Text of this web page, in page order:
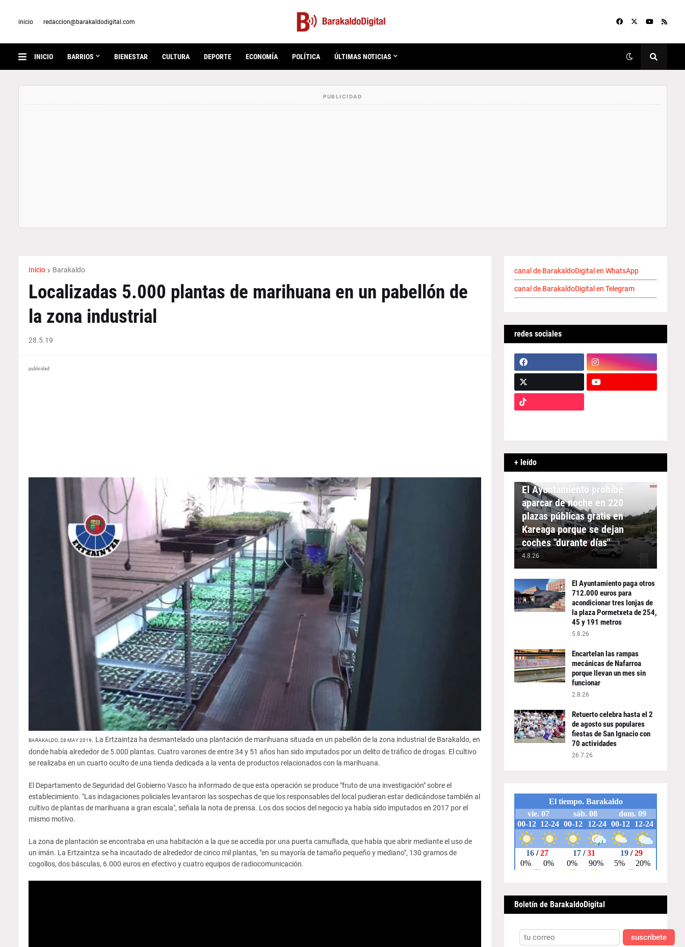
inicio redaccion@barakaldodigital.com
INICIO BARRIOS BIENESTAR CULTURA DEPORTE ECONOMÍA POLÍTICA ÚLTIMAS NOTICIAS
Inicio Barakaldo
Localizadas 5.000 plantas de marihuana en un pabellón de
la zona industrial
28.5.19
publicidad
BARAKALDO, 28 MAY 2019. La Ertzaintza ha desmantelado una plantación de marihuana situada en un pabellón de la zona industrial de Barakaldo, en
donde había alrededor de 5.000 plantas. Cuatro varones de entre 34 y 51 años han sido imputados por un delito de tráfico de drogas. El cultivo
se realizaba en un cuarto oculto de una tienda dedicada a la venta de productos relacionados con la marihuana.
El Departamento de Seguridad del Gobierno Vasco ha informado de que esta operación se produce "fruto de una investigación" sobre el
establecimiento. "Las indagaciones policiales levantaron las sospechas de que los responsables del local pudieran estar dedicándose también al
cultivo de plantas de marihuana a gran escala", señala la nota de prensa. Los dos socios del negocio ya había sido imputados en 2017 por el
mismo motivo.
La zona de plantación se encontraba en una habitación a la que se accedía por una puerta camuflada, que había que abrir mediante el uso de
un imán. La Ertzaintza se ha incautado de alrededor de cinco mil plantas, "en su mayoría de tamaño pequeño y mediano", 130 gramos de
cogollos, dos básculas, 6.000 euros en efectivo y cuatro equipos de radiocomunicación.
canal de BarakaldoDigital en WhatsApp
canal de BarakaldoDigital en Telegram
redes sociales
+ leído
APARCAMIENTO
El Ayuntamiento prohíbe
aparcar de noche en 220
plazas públicas gratis en
Kareaga porque se dejan
coches "durante días"
4.8.26
El Ayuntamiento paga otros
712.000 euros para
acondicionar tres lonjas de
la plaza Pormetxeta de 254,
45 y 191 metros
5.8.26
Encartelan las rampas
mecánicas de Nafarroa
porque llevan un mes sin
funcionar
2.8.26
Retuerto celebra hasta el 2
de agosto sus populares
fiestas de San Ignacio con
70 actividades
26.7.26
Boletín de BarakaldoDigital
suscríbete